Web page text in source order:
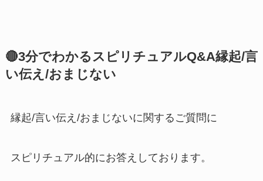
🔴3分でわかるスピリチュアルQ&A縁起/言
い伝え/おまじない
縁起/言い伝え/おまじないに関するご質問に
スピリチュアル的にお答えしております。